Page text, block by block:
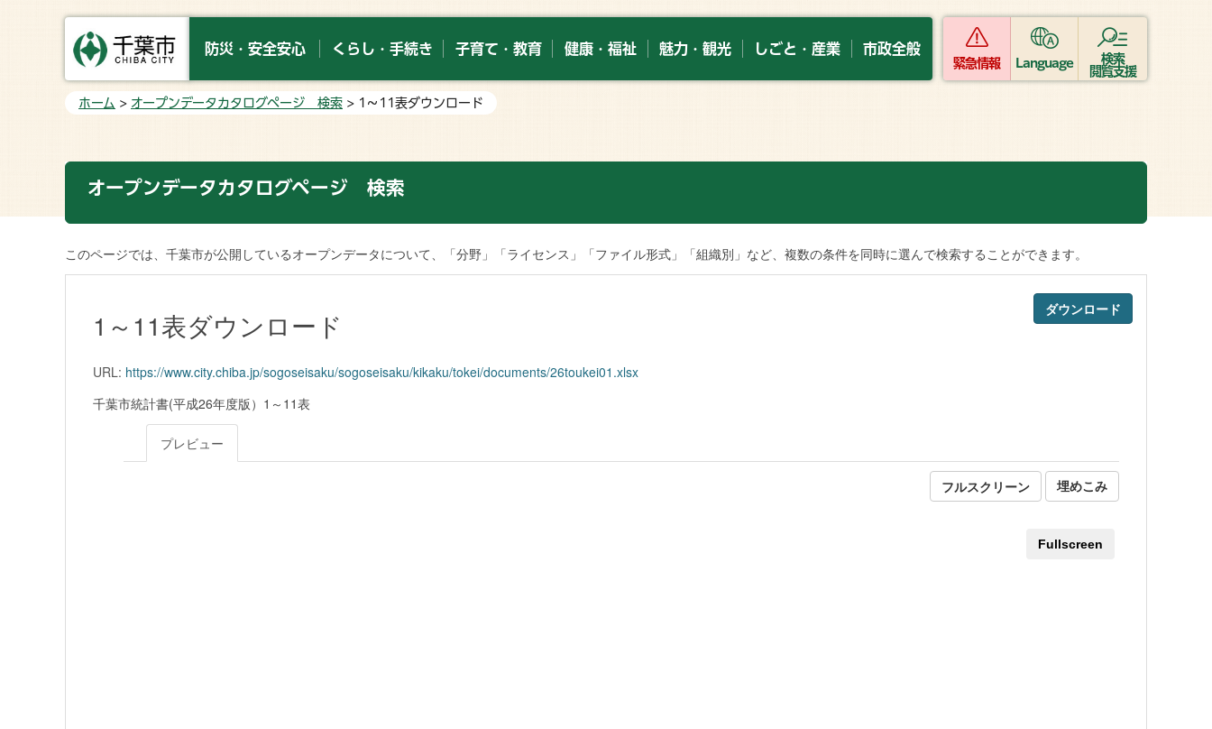
防災・安全安心 くらし・手続き 子育て・教育 健康・福祉 魅力・観光 しごと・産業 市政全般
緊急情報 Language
検索
閲覧支援
ホーム > オープンデータカタログページ 検索 > 1～11表ダウンロード
オープンデータカタログページ 検索
このページでは、千葉市が公開しているオープンデータについて、「分野」「ライセンス」「ファイル形式」「組織別」など、複数の条件を同時に選んで検索することができます。
ダウンロード
1～11表ダウンロード
URL: https://www.city.chiba.jp/sogoseisaku/sogoseisaku/kikaku/tokei/documents/26toukei01.xlsx
千葉市統計書(平成26年度版）1～11表
プレビュー
フルスクリーン 埋めこみ
Fullscreen